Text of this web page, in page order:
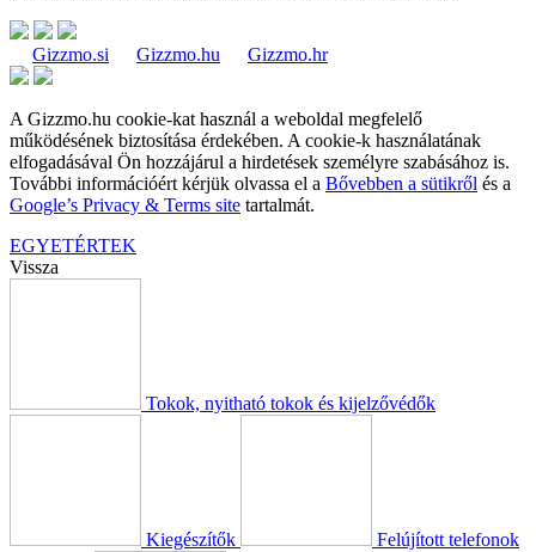
Gizzmo.si Gizzmo.hu Gizzmo.hr
A Gizzmo.hu cookie-kat használ a weboldal megfelelő
működésének biztosítása érdekében. A cookie-k használatának
elfogadásával Ön hozzájárul a hirdetések személyre szabásához is.
További információért kérjük olvassa el a Bővebben a sütikről és a
Google’s Privacy & Terms site tartalmát.
EGYETÉRTEK
Vissza
Tokok, nyitható tokok és kijelzővédők
Kiegészítők Felújított telefonok